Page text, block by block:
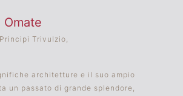
Trivulzio,
architetture e il suo ampio
un passato di grande splendore,